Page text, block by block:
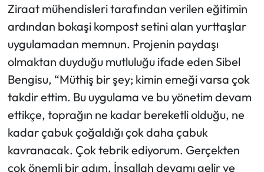
Ziraat mühendisleri tarafından verilen eğitimin
ardından bokaşi kompost setini alan yurttaşlar
uygulamadan memnun. Projenin paydaşı
olmaktan duyduğu mutluluğu ifade eden Sibel
Bengisu, “Müthiş bir şey; kimin emeği varsa çok
takdir ettim. Bu uygulama ve bu yönetim devam
ettikçe, toprağın ne kadar bereketli olduğu, ne
kadar çabuk çoğaldığı çok daha çabuk
kavranacak. Çok tebrik ediyorum. Gerçekten
çok önemli bir adım. İnşallah devamı gelir ve